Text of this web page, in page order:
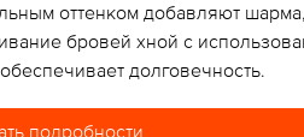
оттенком добавляют
бровей хной с
долговечность.
подробности